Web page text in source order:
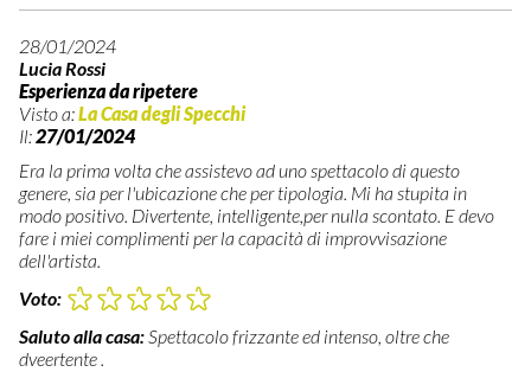
28/01/2024
Lucia Rossi
Esperienza da ripetere
Visto a:La Casa degli Specchi
Il:27/01/2024
Era la prima volta che assistevo ad uno spettacolo di questo
genere, sia per l'ubicazione che per tipologia. Mi ha stupita in
modo positivo. Divertente, intelligente,per nulla scontato. E devo
fare i miei complimenti per la capacità di improvvisazione
dell'artista.
Voto:
Saluto alla casa:Spettacolo frizzante ed intenso, oltre che
dveertente .